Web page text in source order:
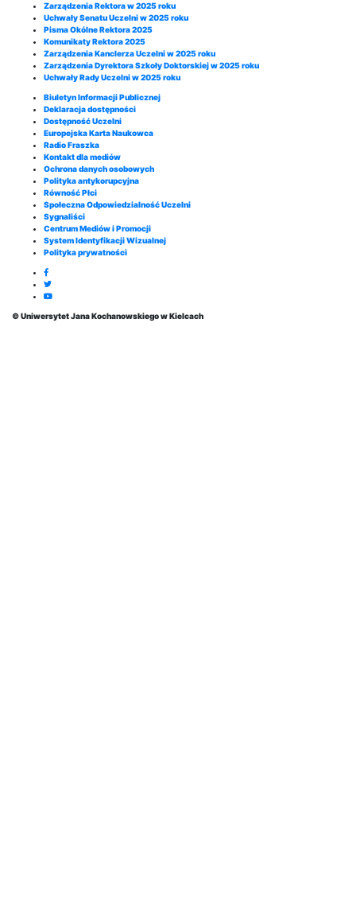
Zarządzenia Rektora w 2025 roku
Uchwały Senatu Uczelni w 2025 roku
Pisma Okólne Rektora 2025
Komunikaty Rektora 2025
Zarządzenia Kanclerza Uczelni w 2025 roku
Zarządzenia Dyrektora Szkoły Doktorskiej w 2025 roku
Uchwały Rady Uczelni w 2025 roku
Biuletyn Informacji Publicznej
Deklaracja dostępności
Dostępność Uczelni
Europejska Karta Naukowca
Radio Fraszka
Kontakt dla mediów
Ochrona danych osobowych
Polityka antykorupcyjna
Równość Płci
Społeczna Odpowiedzialność Uczelni
Sygnaliści
Centrum Mediów i Promocji
System Identyfikacji Wizualnej
Polityka prywatności
© Uniwersytet Jana Kochanowskiego w Kielcach